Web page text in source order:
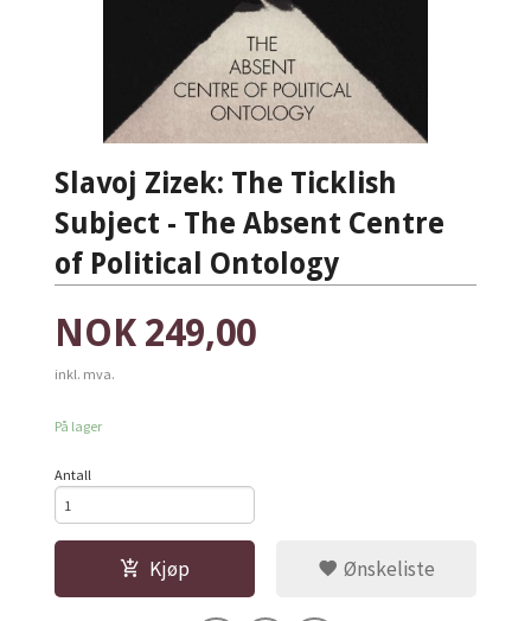
Slavoj Zizek: The Ticklish
Subject - The Absent Centre
of Political Ontology
Pris
NOK 249,00
inkl. mva.
På lager
Antall
Kjøp Ønskeliste